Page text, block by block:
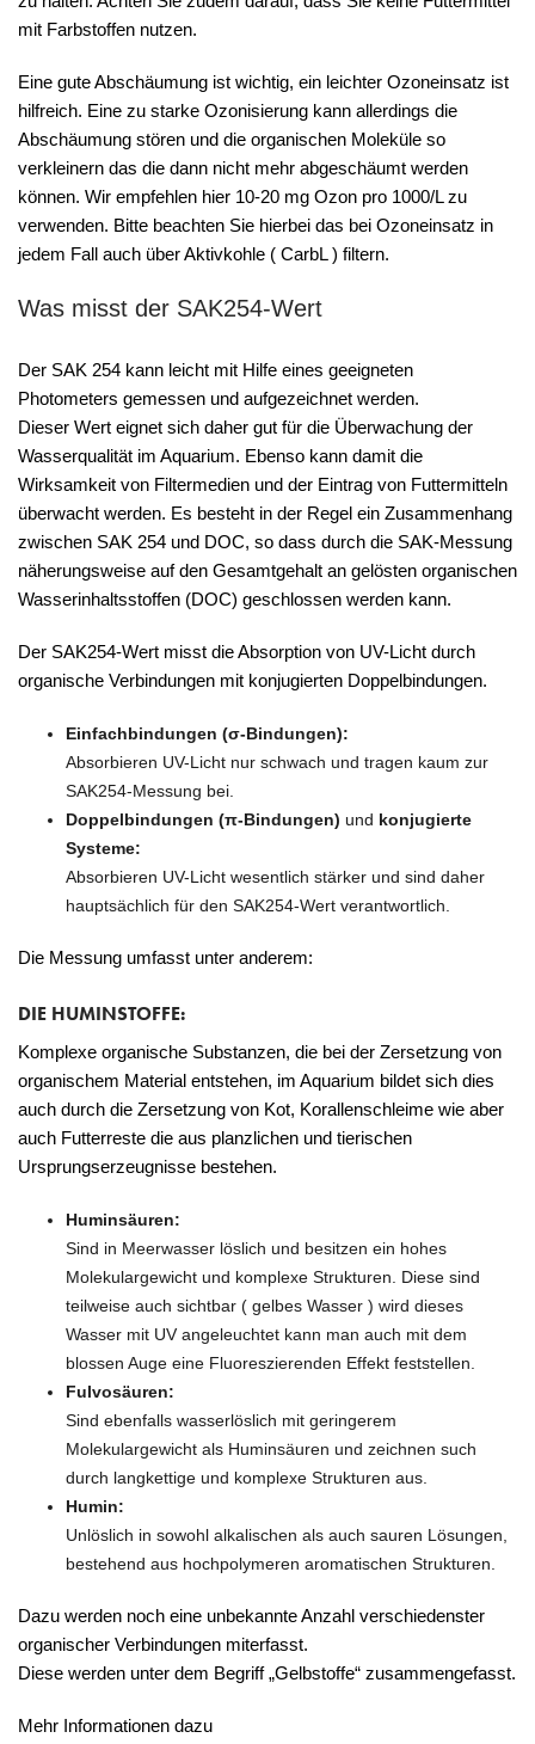
mit Farbstoffen nutzen.
Eine gute Abschäumung ist wichtig, ein leichter Ozoneinsatz ist
hilfreich. Eine zu starke Ozonisierung kann allerdings die
Abschäumung stören und die organischen Moleküle so
verkleinern das die dann nicht mehr abgeschäumt werden
können. Wir empfehlen hier 10-20 mg Ozon pro 1000/L zu
verwenden. Bitte beachten Sie hierbei das bei Ozoneinsatz in
jedem Fall auch über Aktivkohle ( CarbL ) filtern.
Was misst der SAK254-Wert
Der SAK 254 kann leicht mit Hilfe eines geeigneten
Photometers gemessen und aufgezeichnet werden.
Dieser Wert eignet sich daher gut für die Überwachung der
Wasserqualität im Aquarium. Ebenso kann damit die
Wirksamkeit von Filtermedien und der Eintrag von Futtermitteln
überwacht werden. Es besteht in der Regel ein Zusammenhang
zwischen SAK 254 und DOC, so dass durch die SAK-Messung
näherungsweise auf den Gesamtgehalt an gelösten organischen
Wasserinhaltsstoffen (DOC) geschlossen werden kann.
Der SAK254-Wert misst die Absorption von UV-Licht durch
organische Verbindungen mit konjugierten Doppelbindungen.
Einfachbindungen (σ-Bindungen):
Absorbieren UV-Licht nur schwach und tragen kaum zur
SAK254-Messung bei.
Doppelbindungen (π-Bindungen) und konjugierte
Systeme:
Absorbieren UV-Licht wesentlich stärker und sind daher
hauptsächlich für den SAK254-Wert verantwortlich.
Die Messung umfasst unter anderem:
DIE HUMINSTOFFE:
Komplexe organische Substanzen, die bei der Zersetzung von
organischem Material entstehen, im Aquarium bildet sich dies
auch durch die Zersetzung von Kot, Korallenschleime wie aber
auch Futterreste die aus planzlichen und tierischen
Ursprungserzeugnisse bestehen.
Huminsäuren:
Sind in Meerwasser löslich und besitzen ein hohes
Molekulargewicht und komplexe Strukturen. Diese sind
teilweise auch sichtbar ( gelbes Wasser ) wird dieses
Wasser mit UV angeleuchtet kann man auch mit dem
blossen Auge eine Fluoreszierenden Effekt feststellen.
Fulvosäuren:
Sind ebenfalls wasserlöslich mit geringerem
Molekulargewicht als Huminsäuren und zeichnen such
durch langkettige und komplexe Strukturen aus.
Humin:
Unlöslich in sowohl alkalischen als auch sauren Lösungen,
bestehend aus hochpolymeren aromatischen Strukturen.
Dazu werden noch eine unbekannte Anzahl verschiedenster
organischer Verbindungen miterfasst.
Diese werden unter dem Begriff „Gelbstoffe“ zusammengefasst.
Mehr Informationen dazu